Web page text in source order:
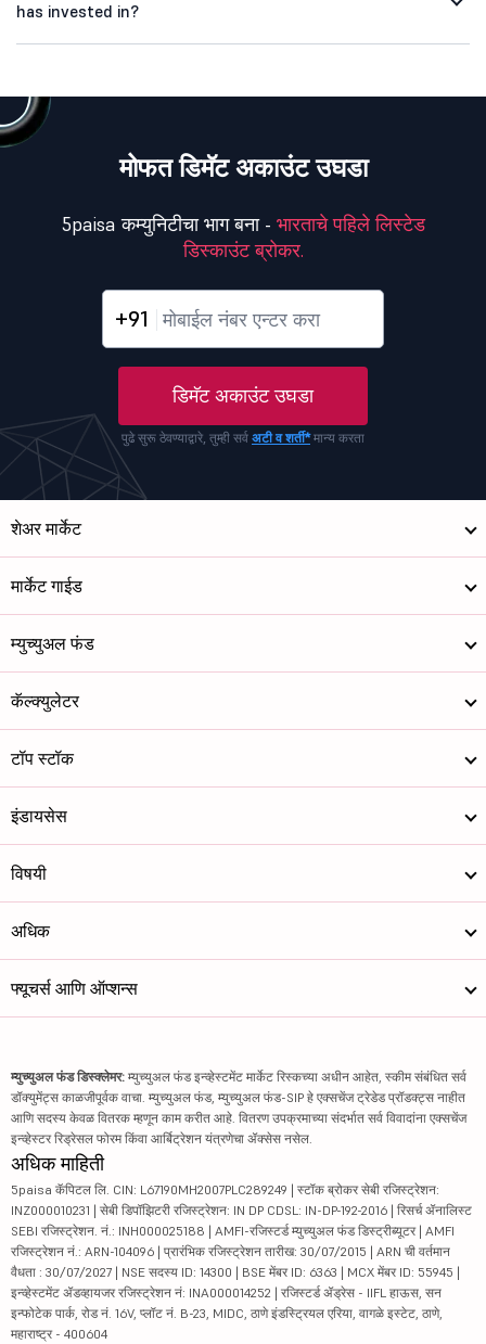
has invested in?
मोफत डिमॅट अकाउंट उघडा
5paisa कम्युनिटीचा भाग बना - भारताचे पहिले लिस्टेड
डिस्काउंट ब्रोकर.
+91
डिमॅट अकाउंट उघडा
पुढे सुरू ठेवण्याद्वारे, तुम्ही सर्व अटी व शर्ती*मान्य करता
शेअर मार्केट
मार्केट गाईड
म्युच्युअल फंड
कॅल्क्युलेटर
टॉप स्टॉक
इंडायसेस
विषयी
अधिक
फ्यूचर्स आणि ऑप्शन्स
म्युच्युअल फंड डिस्क्लेमर: म्युच्युअल फंड इन्व्हेस्टमेंट मार्केट रिस्कच्या अधीन आहेत, स्कीम संबंधित सर्व
डॉक्युमेंट्स काळजीपूर्वक वाचा. म्युच्युअल फंड, म्युच्युअल फंड-SIP हे एक्सचेंज ट्रेडेड प्रॉडक्ट्स नाहीत
आणि सदस्य केवळ वितरक म्हणून काम करीत आहे. वितरण उपक्रमाच्या संदर्भात सर्व विवादांना एक्सचेंज
इन्व्हेस्टर रिड्रेसल फोरम किंवा आर्बिट्रेशन यंत्रणेचा ॲक्सेस नसेल.
अधिक माहिती
5paisa कॅपिटल लि. CIN: L67190MH2007PLC289249 | स्टॉक ब्रोकर सेबी रजिस्ट्रेशन:
INZ000010231 | सेबी डिपॉझिटरी रजिस्ट्रेशन: IN DP CDSL: IN-DP-192-2016 | रिसर्च ॲनालिस्ट
SEBI रजिस्ट्रेशन. नं.: INH000025188 | AMFI-रजिस्टर्ड म्युच्युअल फंड डिस्ट्रीब्यूटर | AMFI
रजिस्ट्रेशन नं.: ARN-104096 | प्रारंभिक रजिस्ट्रेशन तारीख: 30/07/2015 | ARN ची वर्तमान
वैधता : 30/07/2027 | NSE सदस्य ID: 14300 | BSE मेंबर ID: 6363 | MCX मेंबर ID: 55945 |
इन्व्हेस्टमेंट ॲडव्हायजर रजिस्ट्रेशन नं: INA000014252 | रजिस्टर्ड ॲड्रेस - IIFL हाऊस, सन
इन्फोटेक पार्क, रोड नं. 16V, प्लॉट नं. B-23, MIDC, ठाणे इंडस्ट्रियल एरिया, वागळे इस्टेट, ठाणे,
महाराष्ट्र - 400604